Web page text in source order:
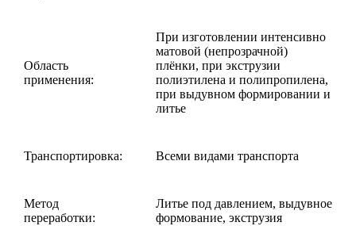
Область
применения:
При изготовлении интенсивно
матовой (непрозрачной)
плёнки, при экструзии
полиэтилена и полипропилена,
при выдувном формировании и
литье
Транспортировка: Всеми видами транспорта
Метод
переработки:
Литье под давлением, выдувное
формование, экструзия